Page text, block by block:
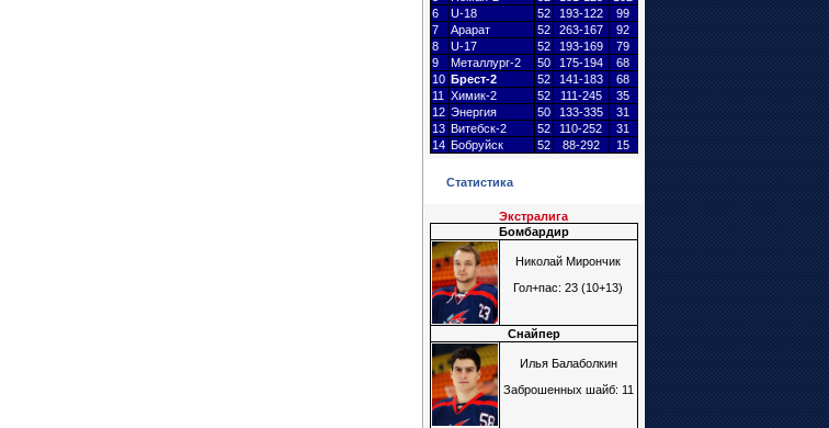
6
U-18 52 193-122
99
7
Арарат 52 263-167
92
8
U-17 52 193-169
79
9
Металлург-2 50 175-194
68
10 Брест-2 52 141-183
68
11
Химик-2 52 111-245
35
12 Энергия 50 133-335
31
13 Витебск-2 52 110-252
31
14 Бобруйск 52 88-292 15
Статистика
Экстралига
Бомбардир
Николай Мирончик
Гол+пас: 23 (10+13)
Снайпер
Илья Балаболкин
Заброшенных шайб: 11